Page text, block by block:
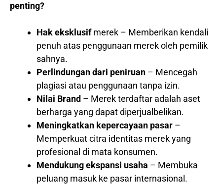
penting?
Hak eksklusifmerek – Memberikan kendali
penuh atas penggunaan merek oleh pemilik
sahnya.
Perlindungan dari peniruan – Mencegah
plagiasi atau penggunaan tanpa izin.
Nilai Brand – Merek terdaftar adalah aset
berharga yang dapat diperjualbelikan.
Meningkatkan kepercayaan pasar –
Memperkuat citra identitas merek yang
profesional di mata konsumen.
Mendukung ekspansi usaha – Membuka
peluang masuk ke pasar internasional.